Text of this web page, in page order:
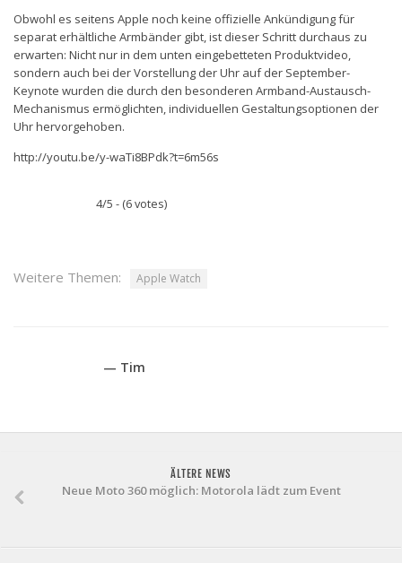
Obwohl es seitens Apple noch keine offizielle Ankündigung für
separat erhältliche Armbänder gibt, ist dieser Schritt durchaus zu
erwarten: Nicht nur in dem unten eingebetteten Produktvideo,
sondern auch bei der Vorstellung der Uhr auf der September-
Keynote wurden die durch den besonderen Armband-Austausch-
Mechanismus ermöglichten, individuellen Gestaltungsoptionen der
Uhr hervorgehoben.
http://youtu.be/y-waTi8BPdk?t=6m56s
4/5 - (6 votes)
Weitere Themen: Apple Watch
— Tim
ÄLTERE NEWS
Neue Moto 360 möglich: Motorola lädt zum Event